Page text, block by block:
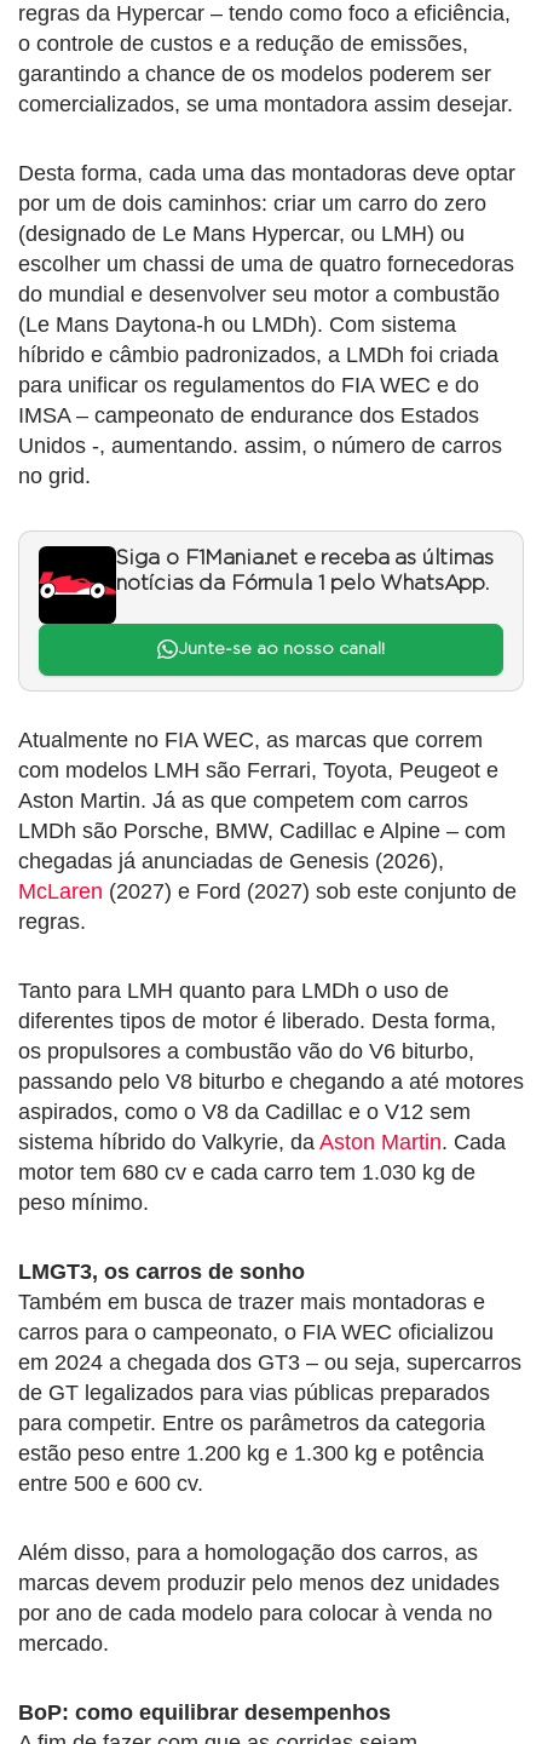
regras da Hypercar – tendo como foco a eficiência,
o controle de custos e a redução de emissões,
garantindo a chance de os modelos poderem ser
comercializados, se uma montadora assim desejar.
Desta forma, cada uma das montadoras deve optar
por um de dois caminhos: criar um carro do zero
(designado de Le Mans Hypercar, ou LMH) ou
escolher um chassi de uma de quatro fornecedoras
do mundial e desenvolver seu motor a combustão
(Le Mans Daytona-h ou LMDh). Com sistema
híbrido e câmbio padronizados, a LMDh foi criada
para unificar os regulamentos do FIA WEC e do
IMSA – campeonato de endurance dos Estados
Unidos -, aumentando. assim, o número de carros
no grid.
Siga o F1Mania.net e receba as últimas
notícias da Fórmula 1 pelo WhatsApp.
Junte-se ao nosso canal!
Atualmente no FIA WEC, as marcas que correm
com modelos LMH são Ferrari, Toyota, Peugeot e
Aston Martin. Já as que competem com carros
LMDh são Porsche, BMW, Cadillac e Alpine – com
chegadas já anunciadas de Genesis (2026),
McLaren (2027) e Ford (2027) sob este conjunto de
regras.
Tanto para LMH quanto para LMDh o uso de
diferentes tipos de motor é liberado. Desta forma,
os propulsores a combustão vão do V6 biturbo,
passando pelo V8 biturbo e chegando a até motores
aspirados, como o V8 da Cadillac e o V12 sem
sistema híbrido do Valkyrie, da Aston Martin. Cada
motor tem 680 cv e cada carro tem 1.030 kg de
peso mínimo.
LMGT3, os carros de sonho
Também em busca de trazer mais montadoras e
carros para o campeonato, o FIA WEC oficializou
em 2024 a chegada dos GT3 – ou seja, supercarros
de GT legalizados para vias públicas preparados
para competir. Entre os parâmetros da categoria
estão peso entre 1.200 kg e 1.300 kg e potência
entre 500 e 600 cv.
Além disso, para a homologação dos carros, as
marcas devem produzir pelo menos dez unidades
por ano de cada modelo para colocar à venda no
mercado.
BoP: como equilibrar desempenhos